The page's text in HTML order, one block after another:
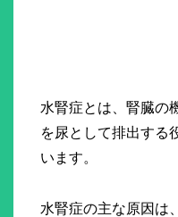
水腎症とは、腎臓の
を尿として排出する
います。
水腎症の主な原因は